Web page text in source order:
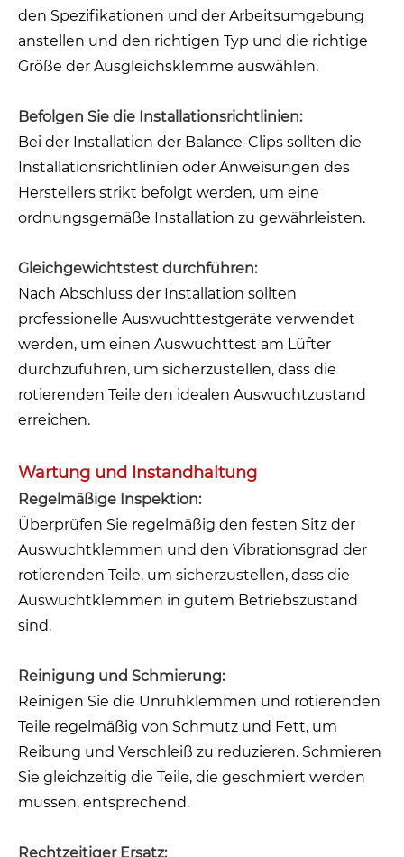
den Spezifikationen und der Arbeitsumgebung
anstellen und den richtigen Typ und die richtige
Größe der Ausgleichsklemme auswählen.
Befolgen Sie die Installationsrichtlinien:
Bei der Installation der Balance-Clips sollten die
Installationsrichtlinien oder Anweisungen des
Herstellers strikt befolgt werden, um eine
ordnungsgemäße Installation zu gewährleisten.
Gleichgewichtstest durchführen:
Nach Abschluss der Installation sollten
professionelle Auswuchttestgeräte verwendet
werden, um einen Auswuchttest am Lüfter
durchzuführen, um sicherzustellen, dass die
rotierenden Teile den idealen Auswuchtzustand
erreichen.
Wartung und Instandhaltung
Regelmäßige Inspektion:
Überprüfen Sie regelmäßig den festen Sitz der
Auswuchtklemmen und den Vibrationsgrad der
rotierenden Teile, um sicherzustellen, dass die
Auswuchtklemmen in gutem Betriebszustand
sind.
Reinigung und Schmierung:
Reinigen Sie die Unruhklemmen und rotierenden
Teile regelmäßig von Schmutz und Fett, um
Reibung und Verschleiß zu reduzieren. Schmieren
Sie gleichzeitig die Teile, die geschmiert werden
müssen, entsprechend.
Rechtzeitiger Ersatz: